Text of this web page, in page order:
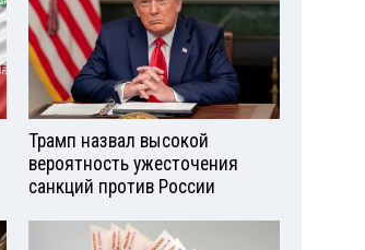
Трамп назвал высокой
вероятность ужесточения
санкций против России